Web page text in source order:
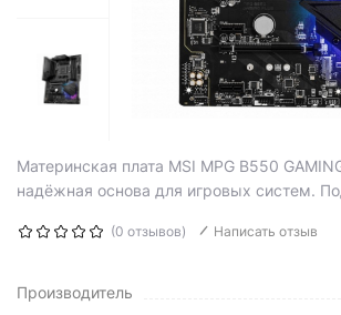
Материнская плата MSI MPG B550
надёжная основа для игровых систем.
(0 отзывов) Написать отзыв
Производитель